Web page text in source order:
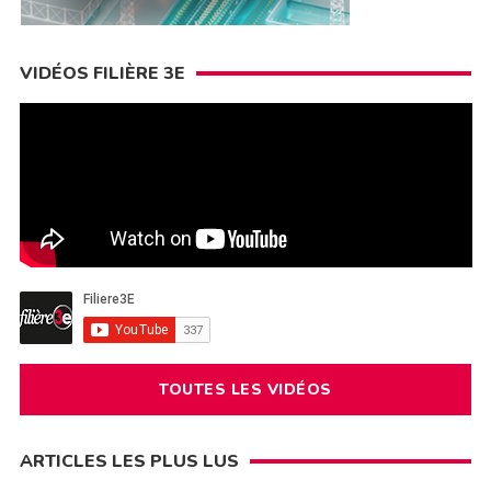
VIDÉOS FILIÈRE 3E
TOUTES LES VIDÉOS
ARTICLES LES PLUS LUS